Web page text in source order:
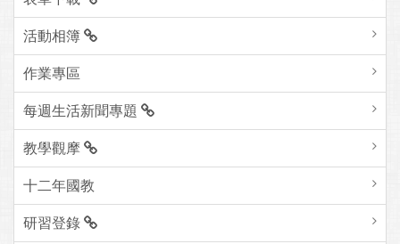
活動相簿
作業專區
每週生活新聞專題
教學觀摩
十二年國教
研習登錄